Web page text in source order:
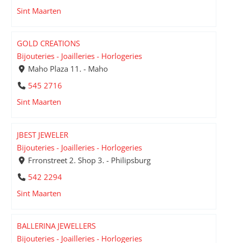
Sint Maarten
GOLD CREATIONS
Bijouteries - Joailleries - Horlogeries
Maho Plaza 11. - Maho
545 2716
Sint Maarten
JBEST JEWELER
Bijouteries - Joailleries - Horlogeries
Frronstreet 2. Shop 3. - Philipsburg
542 2294
Sint Maarten
BALLERINA JEWELLERS
Bijouteries - Joailleries - Horlogeries